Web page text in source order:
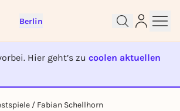
Berlin
Hier geht’s zu coolen aktuellen
IST BEENDET
/ Fabian Schellhorn
free and get started